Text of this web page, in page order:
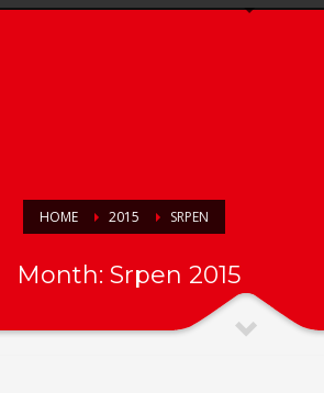
HOME 2015 SRPEN
Month: Srpen 2015